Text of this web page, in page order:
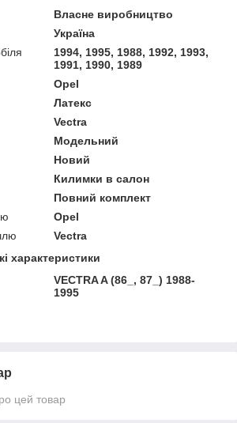
Власне виробництво
Україна
1994, 1995, 1988, 1992, 1993,
1991, 1990, 1989
Opel
Латекс
Vectra
Модельний
Новий
Килимки в салон
Повний комплект
Opel
Vectra
характеристики
VECTRA A (86_, 87_) 1988-
1995
цей товар